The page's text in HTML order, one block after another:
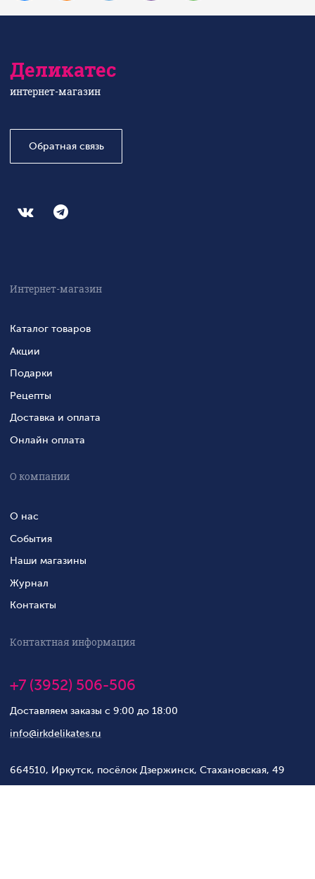
Деликатес
интернет-магазин
Обратная связь
Интернет-магазин
Каталог товаров
Акции
Подарки
Рецепты
Доставка и оплата
Онлайн оплата
О компании
О нас
События
Наши магазины
Журнал
Контакты
Контактная информация
+7 (3952) 506-506
Доставляем заказы с 9:00 до 18:00
info@irkdelikates.ru
664510, Иркутск, посёлок Дзержинск, Стахановская, 49